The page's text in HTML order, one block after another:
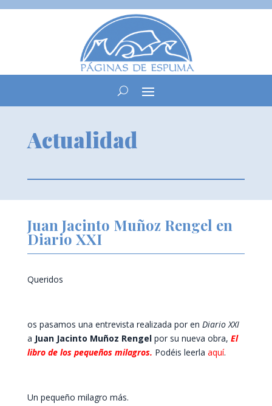
Actualidad
Juan Jacinto Muñoz Rengel en
Diario XXI
Queridos
os pasamos una entrevista realizada por en Diario XXI
a Juan Jacinto Muñoz Rengelpor su nueva obra, El
libro de los pequeños milagros. Podéis leerla aquí.
Un pequeño milagro más.